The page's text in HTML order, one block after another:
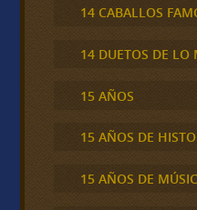
14 CABALLOS
14 DUETOS DE LO
15 AÑOS
15 AÑOS DE
15 AÑOS DE